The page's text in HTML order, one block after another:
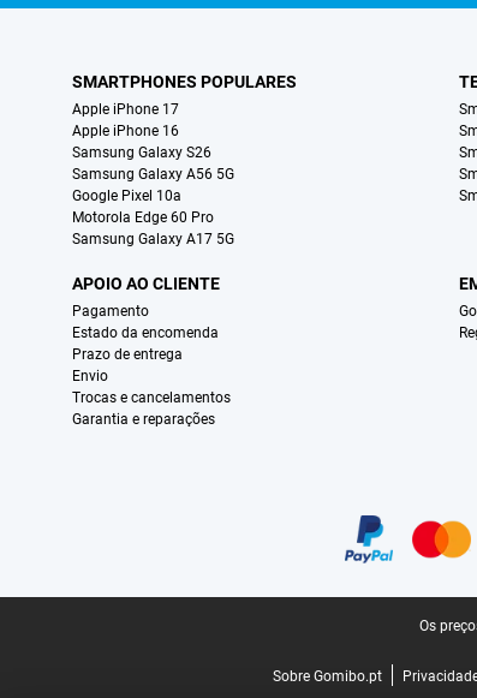
SMARTPHONES POPULARES
Apple iPhone 17
Apple iPhone 16
Samsung Galaxy S26
Samsung Galaxy A56 5G
Google Pixel 10a
Motorola Edge 60 Pro
Samsung Galaxy A17 5G
APOIO AO CLIENTE
Pagamento
Estado da encomenda
Prazo de entrega
Envio
Trocas e cancelamentos
Garantia e reparações
Os
Sobre Gomibo.pt